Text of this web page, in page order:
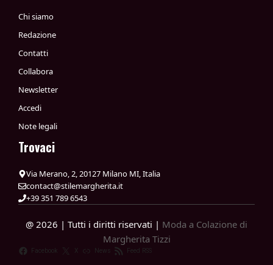
Chi siamo
Redazione
Contatti
Collabora
Newsletter
Accedi
Note legali
Trovaci
Via Merano, 2, 20127 Milano MI, Italia
contact@stilemargherita.it
+39 351 789 6543
@ 2026 | Tutti i diritti riservati | Moda a Colazione di
Margherita Tizzi
Facebook X News Feed RSS